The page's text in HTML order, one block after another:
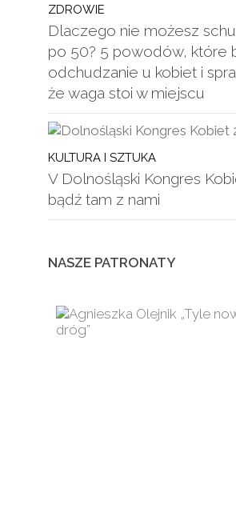
ZDROWIE
Dlaczego nie możesz
po 50? 5 powodów, które
odchudzanie u kobiet i
że waga stoi w miejscu
KULTURA I SZTUKA
V Dolnośląski Kongres
bądź tam z nami
NASZE PATRONATY